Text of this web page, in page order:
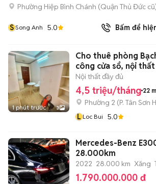
Phường Hiệp Bình Chánh (Quận Thủ Đức
S Song Anh 5.0 Bấm để
1 phút trước 3
Cho thuê phòng
công cửa sổ, nội
Nội thất đầy đủ
4,5 triệu/tháng 22
Phường 2 (P. Tân Sơn
L Loc Bui 5.0
Mercedes-Benz
28.000km
2022 28.000 km Xăng
1.790.000.000 đ